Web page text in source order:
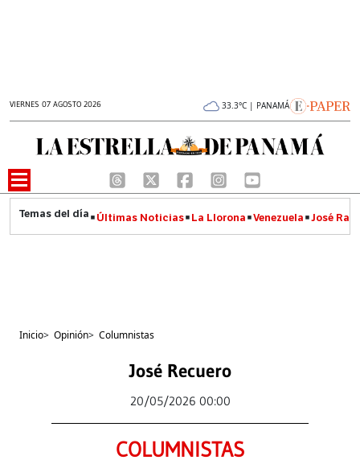
VIERNES 07 AGOSTO 2026 33.3°C | PANAMÁ
Últimas Noticias La Llorona Venezuela José
Inicio> Opinión> Columnistas
José Recuero
20/05/2026 00:00
COLUMNISTAS